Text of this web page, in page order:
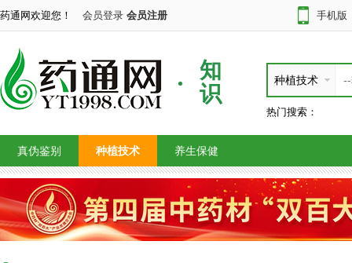
药通网欢迎您！ 会员登录 会员注册 手机版
知
识
种植技术
热门搜索：
真伪鉴别 种植技术 养生保健